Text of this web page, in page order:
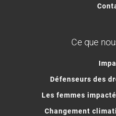
Ce que
Défenseurs des
Les femmes
Changement